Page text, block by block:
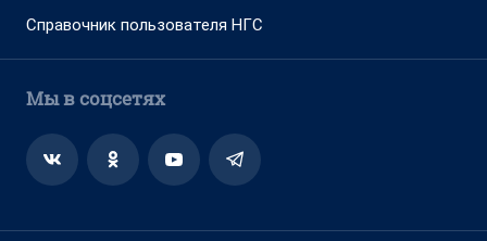
Справочник пользователя НГС
Мы в соцсетях